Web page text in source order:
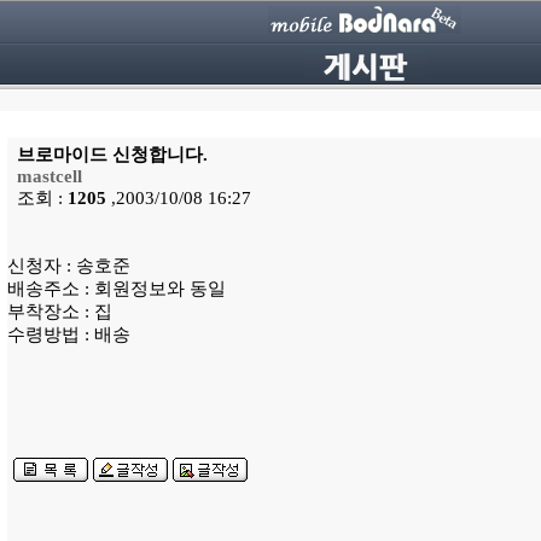
브로마이드 신청합니다.
mastcell
조회 : 1205 ,2003/10/08 16:27
신청자 : 송호준
배송주소 : 회원정보와 동일
부착장소 : 집
수령방법 : 배송